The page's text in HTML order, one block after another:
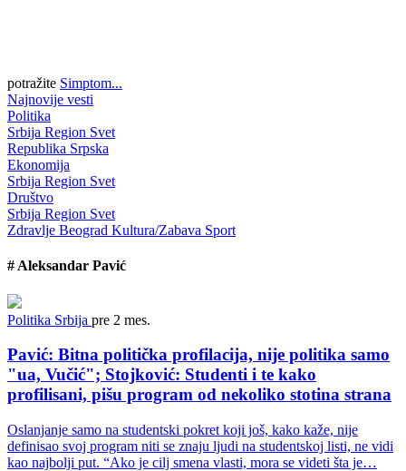
potražite Simptom...
Najnovije vesti
Politika
Srbija Region Svet
Republika Srpska
Ekonomija
Srbija Region Svet
Društvo
Srbija Region Svet
Zdravlje Beograd Kultura/Zabava Sport
# Aleksandar Pavić
Politika Srbija pre 2 mes.
Pavić: Bitna politička profilacija, nije politika samo
"ua, Vučić"; Stojković: Studenti i te kako
profilisani, pišu program od nekoliko stotina strana
Oslanjanje samo na studentski pokret koji još, kako kaže, nije
definisao svoj program niti se znaju ljudi na studentskoj listi, ne vidi
kao najbolji put. “Ako je cilj smena vlasti, mora se videti šta je…